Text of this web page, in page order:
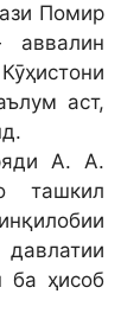
Помир
аст,
А. А.
ташкил
ба ҳисоб